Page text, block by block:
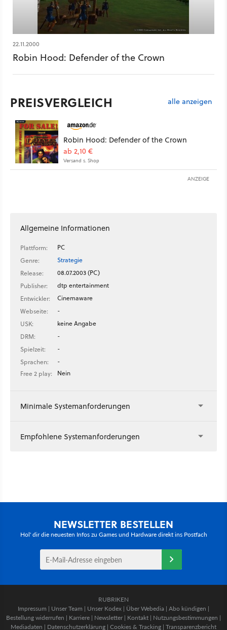
22.11.2000
Robin Hood: Defender of the Crown
PREISVERGLEICH alle anzeigen
Robin Hood: Defender of the Crown
ab 2,10 €
Versand s. Shop
ANZEIGE
Allgemeine Informationen
Plattform:
PC
Genre:
Strategie
Release:
08.07.2003 (PC)
Publisher:
dtp entertainment
Entwickler:
Cinemaware
Webseite:
-
USK:
keine Angabe
DRM:
-
Spielzeit:
-
Sprachen:
-
Free 2 play:
Nein
Minimale Systemanforderungen
Empfohlene Systemanforderungen
NEWSLETTER BESTELLEN
Hol' dir die neuesten Infos zu Games und Hardware direkt ins Postfach
RUBRIKEN
Impressum | Unser Team | Unser Kodex | Über Webedia | Abo kündigen |
Bestellung widerrufen | Karriere | Newsletter | Kontakt | Nutzungsbestimmungen |
Mediadaten | Datenschutzerklärung | Cookies & Tracking | Transparenzbericht